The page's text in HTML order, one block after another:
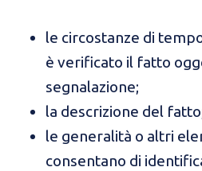
le circostanze di
è verificato il fatto
segnalazione;
la descrizione del
le generalità o altri
consentano di